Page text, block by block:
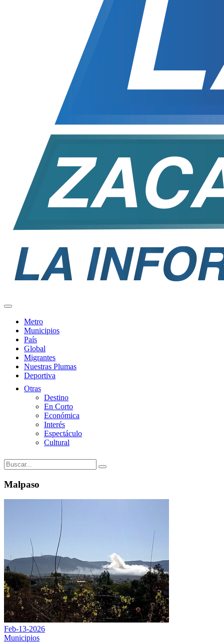
Metro
Municipios
País
Global
Migrantes
Nuestras Plumas
Deportiva
Otras
Destino
En Corto
Económica
Interés
Espectáculo
Cultural
Malpaso
Feb-13-2026
Municipios